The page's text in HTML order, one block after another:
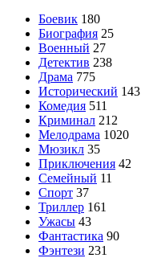
Боевик 180
Биография 25
Военный 27
Детектив 238
Драма 775
Исторический 143
Комедия 511
Криминал 212
Мелодрама 1020
Мюзикл 35
Приключения 42
Семейный 11
Спорт 37
Триллер 161
Ужасы 43
Фантастика 90
Фэнтези 231